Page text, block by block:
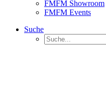
FMFM Showroom
FMFM Events
Suche